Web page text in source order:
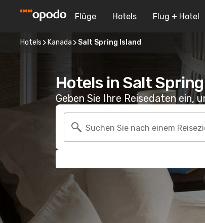
Flüge Hotels Flug + Hotel
Hotels Kanada Salt Spring Island
Hotels in Salt
Geben Sie Ihre Reisedaten ein,